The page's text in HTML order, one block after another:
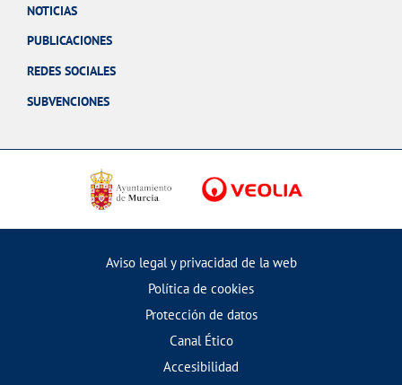
NOTICIAS
PUBLICACIONES
REDES SOCIALES
SUBVENCIONES
Aviso legal y privacidad de la web
Política de cookies
Protección de datos
Canal Ético
Accesibilidad